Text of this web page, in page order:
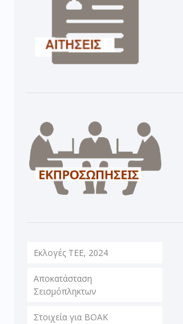
Εκλογές ΤΕΕ, 2024
Αποκατάσταση
Σεισμόπληκτων
Στοιχεία για ΒΟΑΚ